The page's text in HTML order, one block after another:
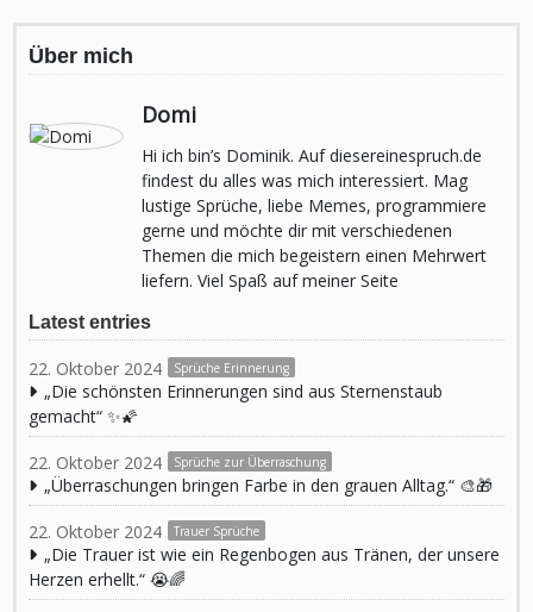
Über mich
Domi
Hi ich bin’s Dominik. Auf diesereinespruch.de
findest du alles was mich interessiert. Mag
lustige Sprüche, liebe Memes, programmiere
gerne und möchte dir mit verschiedenen
Themen die mich begeistern einen Mehrwert
liefern. Viel Spaß auf meiner Seite
Latest entries
22. Oktober 2024 Sprüche Erinnerung
„Die schönsten Erinnerungen sind aus Sternenstaub
gemacht“ ✨🌠
22. Oktober 2024 Sprüche zur Überraschung
„Überraschungen bringen Farbe in den grauen Alltag.“ 🎨🎁
22. Oktober 2024 Trauer Sprüche
„Die Trauer ist wie ein Regenbogen aus Tränen, der unsere
Herzen erhellt.“ 😭🌈